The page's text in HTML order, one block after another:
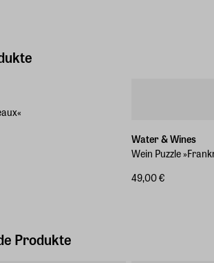
Water & Wines
Wein Puzzle
49,00 €
Produkte